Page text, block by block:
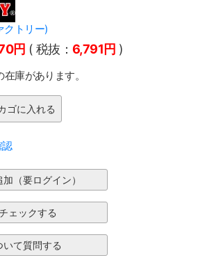
クトリー)
円 ( 税抜：6,791円 )
在庫があります。
認